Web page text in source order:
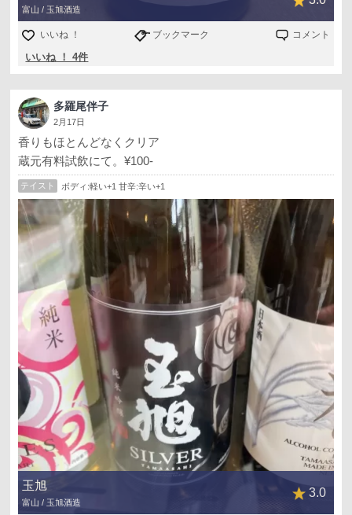
富山 / 玉旭酒造
いいね ！ ブックマーク コメント
いいね ！ 4件
多羅尾伴子
2月17日
香りもほとんどなくクリア
蔵元有料試飲にて。¥100-
テイスト ボディ:軽い+1 甘辛:辛い+1
玉旭
富山 / 玉旭酒造
3.0